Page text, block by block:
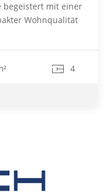
begeistert mit einer
Wohnqualität
4